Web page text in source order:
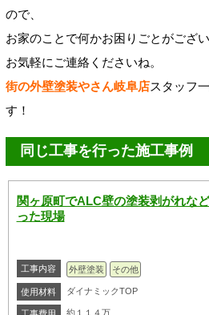
ので、
お家のことで何かお困りごとがござい
お気軽にご連絡くださいね。
街の外壁塗装やさん岐阜店スタッフ
す！
同じ工事を行った施工事例
関ヶ原町でALC壁の塗装剥がれな
った現場
工事内容 外壁塗装 その他
使用材料 ダイナミックTOP
工事費用 約１１４万